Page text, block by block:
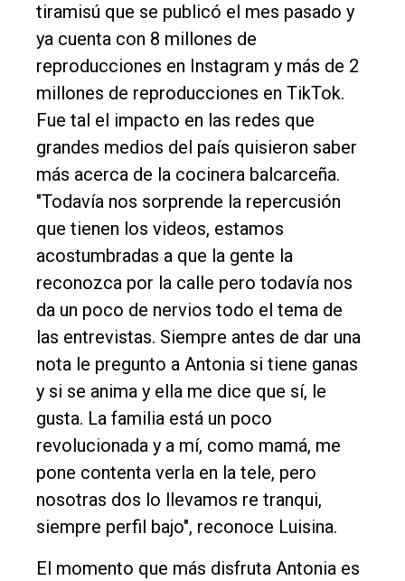
tiramisú que se publicó el mes pasado y
ya cuenta con 8 millones de
reproducciones en Instagram y más de 2
millones de reproducciones en TikTok.
Fue tal el impacto en las redes que
grandes medios del país quisieron saber
más acerca de la cocinera balcarceña.
"Todavía nos sorprende la repercusión
que tienen los videos, estamos
acostumbradas a que la gente la
reconozca por la calle pero todavía nos
da un poco de nervios todo el tema de
las entrevistas. Siempre antes de dar una
nota le pregunto a Antonia si tiene ganas
y si se anima y ella me dice que sí, le
gusta. La familia está un poco
revolucionada y a mí, como mamá, me
pone contenta verla en la tele, pero
nosotras dos lo llevamos re tranqui,
siempre perfil bajo", reconoce Luisina.
El momento que más disfruta Antonia es